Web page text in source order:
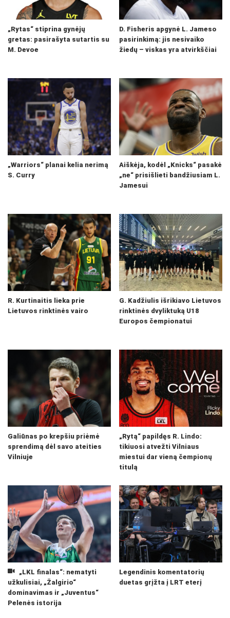
„Rytas“ stiprina gynėjų
gretas: pasirašyta sutartis su
M. Devoe
D. Fisheris apgynė L. Jameso
pasirinkimą: jis nesivaiko
žiedų – viskas yra atvirkščiai
„Warriors“ planai kelia nerimą
S. Curry
Aiškėja, kodėl „Knicks“ pasakė
„ne“ prisišlieti bandžiusiam L.
Jamesui
R. Kurtinaitis lieka prie
Lietuvos rinktinės vairo
G. Kadžiulis išrikiavo Lietuvos
rinktinės dvyliktuką U18
Europos čempionatui
Galiūnas po krepšiu priėmė
sprendimą dėl savo ateities
Vilniuje
„Rytą“ papildęs R. Lindo:
tikiuosi atvežti Vilniaus
miestui dar vieną čempionų
titulą
„LKL finalas“: nematyti
užkulisiai, „Žalgirio“
dominavimas ir „Juventus“
Pelenės istorija
Legendinis komentatorių
duetas grįžta į LRT eterį